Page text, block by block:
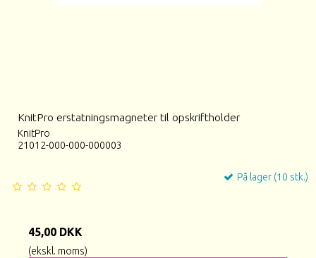
KnitPro erstatningsmagneter til opskriftholder
KnitPro
21012-000-000-000003
På lager (10 stk.)
45,00 DKK
(ekskl. moms)